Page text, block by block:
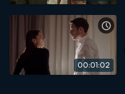
00:01:02